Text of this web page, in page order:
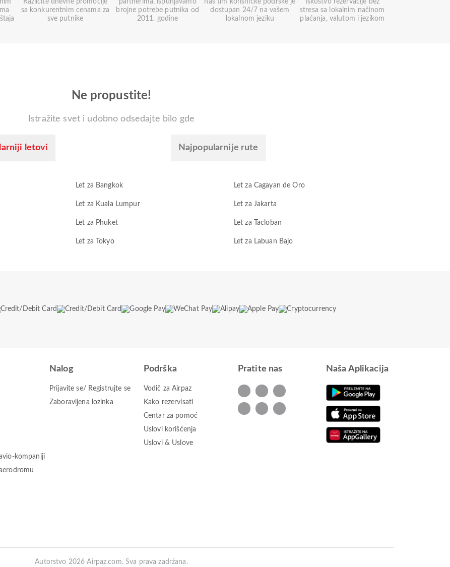
Različite dnevne promocije
sa konkurentnim cenama za
sve putnike
partnerima, ispunjavamo
brojne potrebe putnika od
2011. godine
naš tim korisničke podrške je
dostupan 24/7 na vašem
lokalnom jeziku
Iskustvo rezervacije bez
stresa sa lokalnim načinom
plaćanja, valutom i jezikom
Ne propustite!
Istražite svet i udobno odsedajte bilo gde
letovi Najpopularnije rute
Let za Bangkok Let za Cagayan de Oro
Let za Kuala Lumpur Let za Jakarta
Let za Phuket Let za Tacloban
Let za Tokyo Let za Labuan Bajo
kompaniji
Nalog
Prijavite se/ Registrujte se
Zaboravljena lozinka
Podrška
Vodič za Airpaz
Kako rezervisati
Centar za pomoć
Uslovi korišćenja
Uslovi & Uslove
Pratite nas Naša Aplikacija
Autorstvo 2026 Airpaz.com. Sva prava zadržana.